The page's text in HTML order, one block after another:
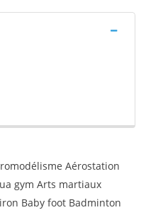
Aérostation
gym Arts martiaux
Baby foot Badminton